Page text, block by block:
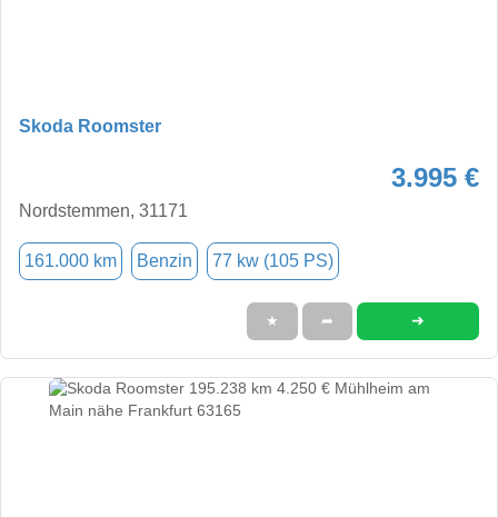
Skoda Roomster
3.995 €
Nordstemmen, 31171
161.000 km Benzin 77 kw (105 PS)
★ ➦ ➜